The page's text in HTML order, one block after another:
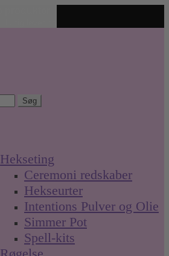
Søg
Hekseting
Ceremoni redskaber
Hekseurter
Intentions Pulver og Olie
Simmer Pot
Spell-kits